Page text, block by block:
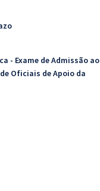
- Exame de Admissão ao
Oficiais de Apoio da